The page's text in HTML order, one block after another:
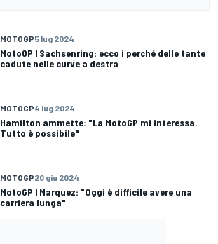
MOTOGP5 lug 2024
MotoGP | Sachsenring: ecco i perché delle tante
cadute nelle curve a destra
MOTOGP4 lug 2024
Hamilton ammette: "La MotoGP mi interessa.
Tutto è possibile"
MOTOGP20 giu 2024
MotoGP | Marquez: "Oggi è difficile avere una
carriera lunga"